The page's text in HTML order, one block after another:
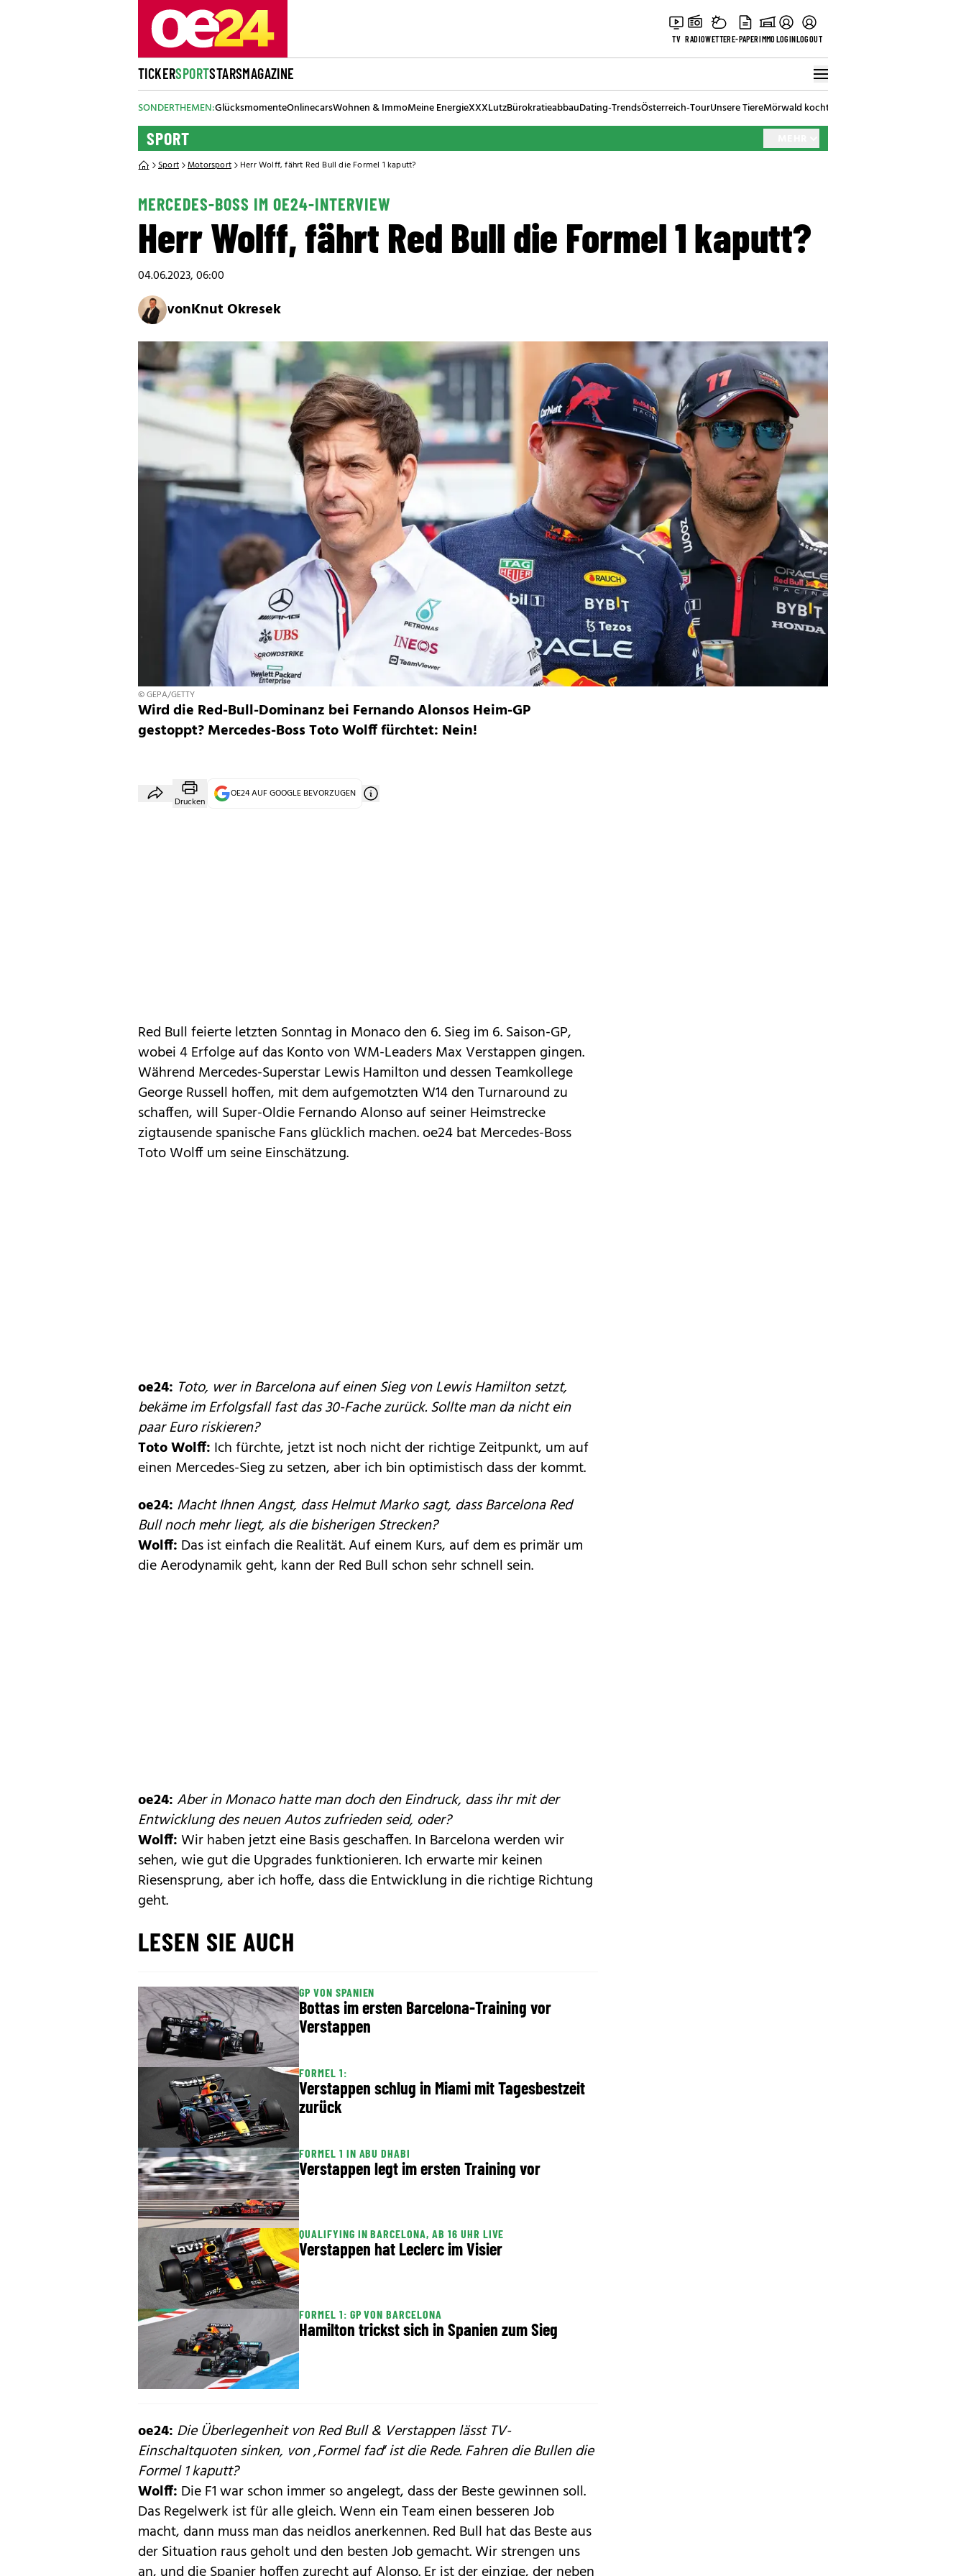
TV RADIOWETTERE-PAPERIMMOLOGINLOGOUT
TICKERSPORTSTARSMAGAZINE
SONDERTHEMEN:GlücksmomenteOnlinecarsWohnen & ImmoMeine EnergieXXXLutzBürokratieabbauDating-TrendsÖsterreich-TourUnsere TiereMörwald kocht
SPORT
Sport Motorsport Herr Wolff, fährt Red Bull die Formel 1 kaputt?
MERCEDES-BOSS IM OE24-INTERVIEW
Herr Wolff, fährt Red Bull die Formel 1 kaputt?
04.06.2023, 06:00
vonKnut Okresek
© GEPA/GETTY
Wird die Red-Bull-Dominanz bei Fernando Alonsos Heim-GP
gestoppt? Mercedes-Boss Toto Wolff fürchtet: Nein!
Drucken
OE24 AUF GOOGLE BEVORZUGEN
Red Bull feierte letzten Sonntag in Monaco den 6. Sieg im 6. Saison-GP,
wobei 4 Erfolge auf das Konto von WM-Leaders Max Verstappen gingen.
Während Mercedes-Superstar Lewis Hamilton und dessen Teamkollege
George Russell hoffen, mit dem aufgemotzten W14 den Turnaround zu
schaffen, will Super-Oldie Fernando Alonso auf seiner Heimstrecke
zigtausende spanische Fans glücklich machen. oe24 bat Mercedes-Boss
Toto Wolff um seine Einschätzung.
oe24: Toto, wer in Barcelona auf einen Sieg von Lewis Hamilton setzt,
bekäme im Erfolgsfall fast das 30-Fache zurück. Sollte man da nicht ein
paar Euro riskieren?
Toto Wolff: Ich fürchte, jetzt ist noch nicht der richtige Zeitpunkt, um auf
einen Mercedes-Sieg zu setzen, aber ich bin optimistisch dass der kommt.
oe24: Macht Ihnen Angst, dass Helmut Marko sagt, dass Barcelona Red
Bull noch mehr liegt, als die bisherigen Strecken?
Wolff: Das ist einfach die Realität. Auf einem Kurs, auf dem es primär um
die Aerodynamik geht, kann der Red Bull schon sehr schnell sein.
oe24: Aber in Monaco hatte man doch den Eindruck, dass ihr mit der
Entwicklung des neuen Autos zufrieden seid, oder?
Wolff:Wir haben jetzt eine Basis geschaffen. In Barcelona werden wir
sehen, wie gut die Upgrades funktionieren. Ich erwarte mir keinen
Riesensprung, aber ich hoffe, dass die Entwicklung in die richtige Richtung
geht.
LESEN SIE AUCH
GP VON SPANIEN
Bottas im ersten Barcelona-Training vor
Verstappen
FORMEL 1:
Verstappen schlug in Miami mit Tagesbestzeit
zurück
FORMEL 1 IN ABU DHABI
Verstappen legt im ersten Training vor
QUALIFYING IN BARCELONA, AB 16 UHR LIVE
Verstappen hat Leclerc im Visier
FORMEL 1: GP VON BARCELONA
Hamilton trickst sich in Spanien zum Sieg
oe24: Die Überlegenheit von Red Bull & Verstappen lässt TV-
Einschaltquoten sinken, von ,Formel fad‘ ist die Rede. Fahren die Bullen die
Formel 1 kaputt?
Wolff: Die F1 war schon immer so angelegt, dass der Beste gewinnen soll.
Das Regelwerk ist für alle gleich. Wenn ein Team einen besseren Job
macht, dann muss man das neidlos anerkennen. Red Bull hat das Beste aus
der Situation raus geholt und den besten Job gemacht. Wir strengen uns